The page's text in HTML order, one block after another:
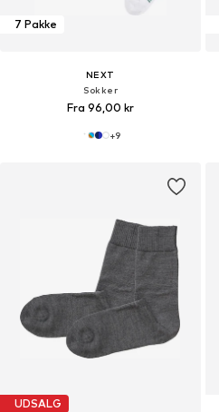
7 Pakke
NEXT
Sokker
Fra 96,00 kr
+9
UDSALG